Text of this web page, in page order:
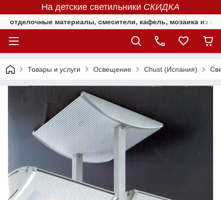
На детские светильники СКИДКА
отделочные материалы, смесители, кафель, мозаика из
Товары и услуги Освещение Chust (Испания)